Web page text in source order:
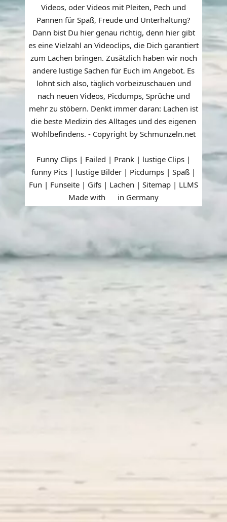
Videos, oder Videos mit Pleiten, Pech und
Pannen für Spaß, Freude und Unterhaltung?
Dann bist Du hier genau richtig, denn hier gibt
es eine Vielzahl an Videoclips, die Dich garantiert
zum Lachen bringen. Zusätzlich haben wir noch
andere lustige Sachen für Euch im Angebot. Es
lohnt sich also, täglich vorbeizuschauen und
nach neuen Videos, Picdumps, Sprüche und
mehr zu stöbern. Denkt immer daran: Lachen ist
die beste Medizin des Alltages und des eigenen
Wohlbefindens. - Copyright by Schmunzeln.net
Funny Clips | Failed | Prank | lustige Clips |
funny Pics | lustige Bilder | Picdumps | Spaß |
Fun | Funseite | Gifs | Lachen | Sitemap | LLMS
Made with
in Germany